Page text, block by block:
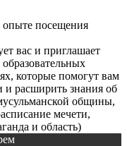
опыте посещения
вас и приглашает
которые помогут вам
и расширить знания об
общины,
мечети,
и область)